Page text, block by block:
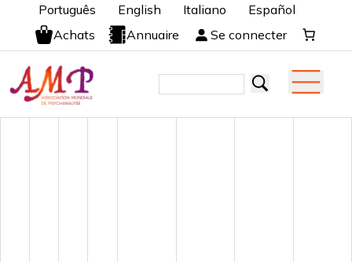
Português English Italiano
Español
Achats
Annuaire Se connecter